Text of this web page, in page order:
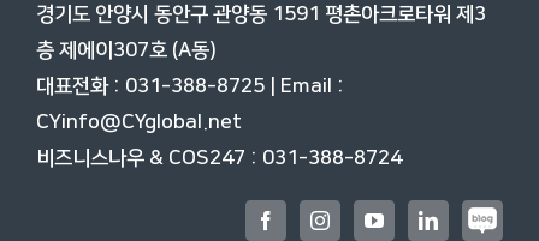
경기도 안양시 동안구 관양동 1591 평촌아크로타워 제3
층 제에이307호 (A동)
대표전화 : 031-388-8725 | Email :
CYinfo@CYglobal.net
비즈니스나우 & COS247 : 031-388-8724